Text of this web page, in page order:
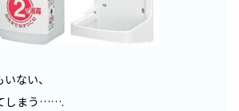
ない、
しまう…….